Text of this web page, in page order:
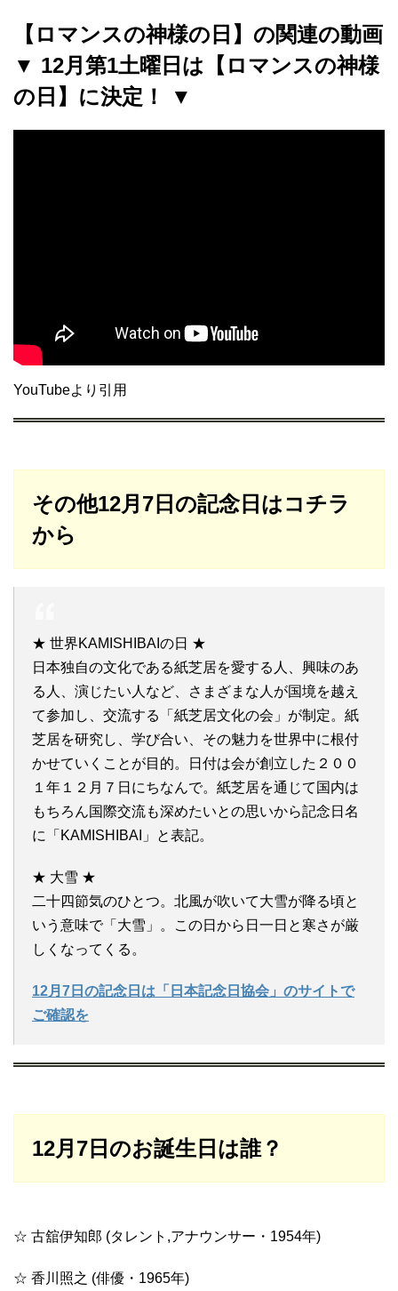
【ロマンスの神様の日】の関連の動画
▼ 12月第1土曜日は【ロマンスの神様
の日】に決定！ ▼
YouTubeより引用
その他12月7日の記念日はコチラ
から
★ 世界KAMISHIBAIの日 ★
日本独自の文化である紙芝居を愛する人、興味のあ
る人、演じたい人など、さまざまな人が国境を越え
て参加し、交流する「紙芝居文化の会」が制定。紙
芝居を研究し、学び合い、その魅力を世界中に根付
かせていくことが目的。日付は会が創立した２００
１年１２月７日にちなんで。紙芝居を通じて国内は
もちろん国際交流も深めたいとの思いから記念日名
に「KAMISHIBAI」と表記。
★ 大雪 ★
二十四節気のひとつ。北風が吹いて大雪が降る頃と
いう意味で「大雪」。この日から日一日と寒さが厳
しくなってくる。
12月7日の記念日は「日本記念日協会」のサイトで
ご確認を
12月7日のお誕生日は誰？
☆ 古舘伊知郎 (タレント,アナウンサー・1954年)
☆ 香川照之 (俳優・1965年)